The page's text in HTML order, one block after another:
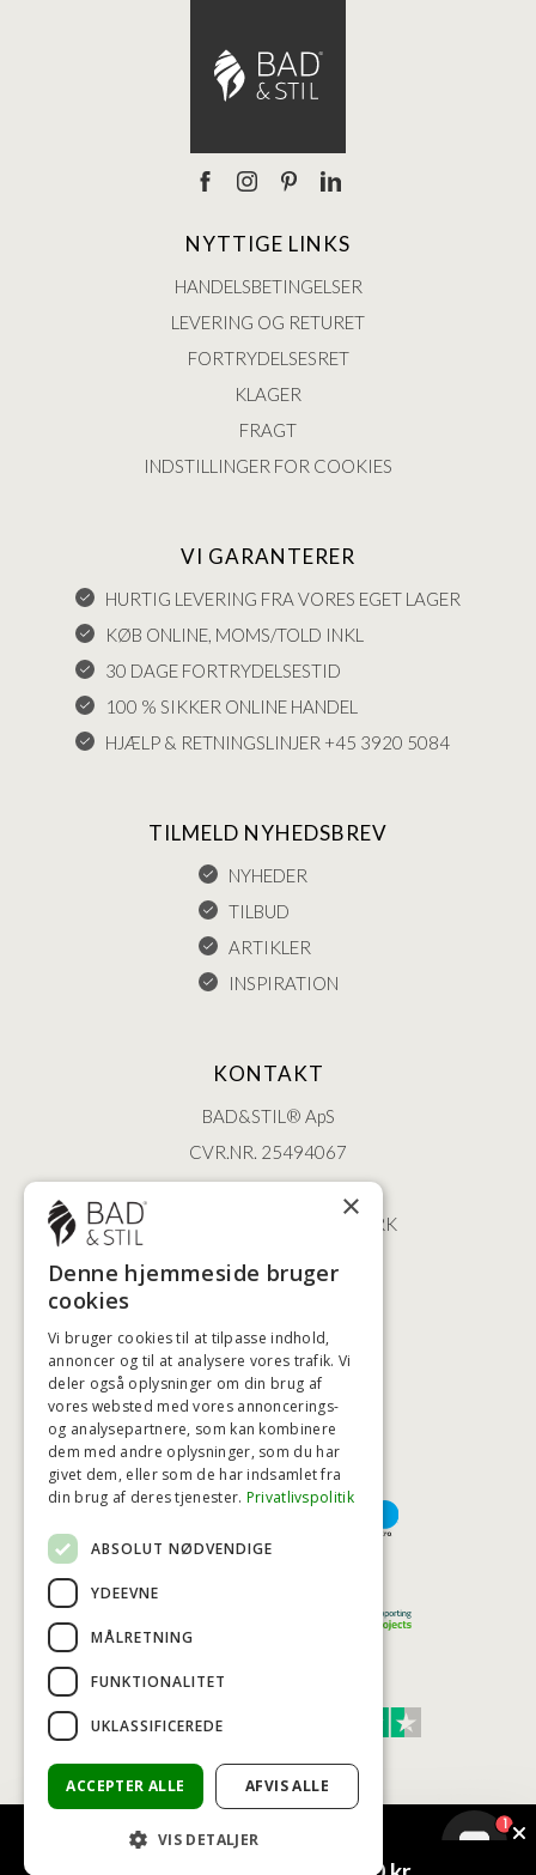
NYTTIGE LINKS
HANDELSBETINGELSER
LEVERING OG RETURET
FORTRYDELSESRET
KLAGER
FRAGT
INDSTILLINGER FOR COOKIES
VI GARANTERER
HURTIG LEVERING FRA VORES EGET LAGER
KØB ONLINE, MOMS/TOLD INKL
30 DAGE FORTRYDELSESTID
100 % SIKKER ONLINE HANDEL
HJÆLP & RETNINGSLINJER +45 3920 5084
TILMELD NYHEDSBREV
NYHEDER
TILBUD
ARTIKLER
INSPIRATION
KONTAKT
BAD&STIL® ApS
CVR.NR. 25494067
ØSTERBROGADE 202
2100 KØBENHAVN • DANMARK
+45 3920 5084
HØJESTE KREDITVÆRDIGHED
BETALINGSMULIGHEDER
TRUST SCORE 4,7
© COPYRIGHT - BAD&STIL® ApS 2026
×
Denne hjemmeside bruger
cookies
Vi bruger cookies til at tilpasse indhold,
annoncer og til at analysere vores trafik. Vi
deler også oplysninger om din brug af
vores websted med vores annoncerings-
og analysepartnere, som kan kombinere
dem med andre oplysninger, som du har
givet dem, eller som de har indsamlet fra
din brug af deres tjenester. Privatlivspolitik
ABSOLUT NØDVENDIGE
YDEEVNE
MÅLRETNING
FUNKTIONALITET
UKLASSIFICEREDE
ACCEPTER ALLE AFVIS ALLE
VIS DETALJER
1